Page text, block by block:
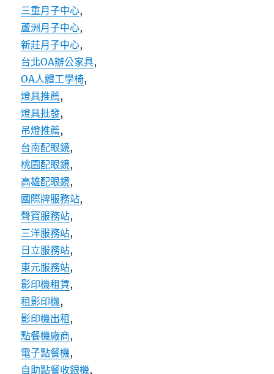
三重月子中心,
蘆洲月子中心,
新莊月子中心,
台北OA辦公家具,
OA人體工學椅,
燈具推薦,
燈具批發,
吊燈推薦,
台南配眼鏡,
桃園配眼鏡,
高雄配眼鏡,
國際牌服務站,
聲寶服務站,
三洋服務站,
日立服務站,
東元服務站,
影印機租賃,
租影印機,
影印機出租 ,
點餐機廠商,
電子點餐機,
自助點餐收銀機,